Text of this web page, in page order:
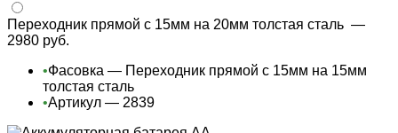
Переходник прямой с 15мм на 20мм толстая сталь —
2980 руб.
•Фасовка — Переходник прямой с 15мм на 15мм
толстая сталь
•Артикул — 2839